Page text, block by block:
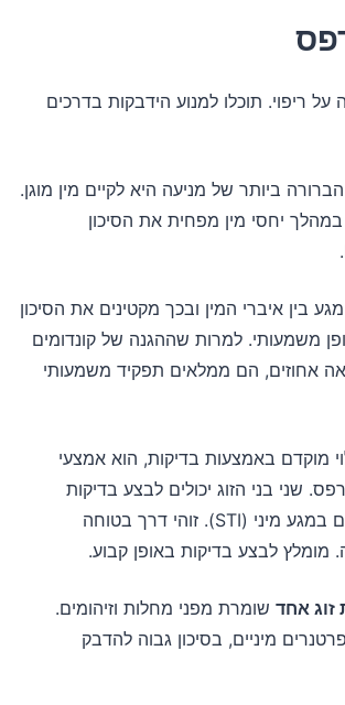
ריפוי. תוכלו למנוע הידבקות בדרכים
ביותר של מניעה היא לקיים מין מוגן.
יחסי מין מפחית את הסיכון
בין איברי המין ובכך מקטינים את הסיכון
משמעותי. למרות שההגנה של קונדומים
אחוזים, הם ממלאים תפקיד משמעותי
מוקדם באמצעות בדיקות, הוא אמצעי
שני בני הזוג יכולים לבצע בדיקות
לזיהומים המועברים במגע מיני (STI). זוהי דרך בטוחה
לבצע בדיקות באופן קבוע.
זוג אחד שומרת מפני מחלות וזיהומים.
מיניים, בסיכון גבוה להדבק